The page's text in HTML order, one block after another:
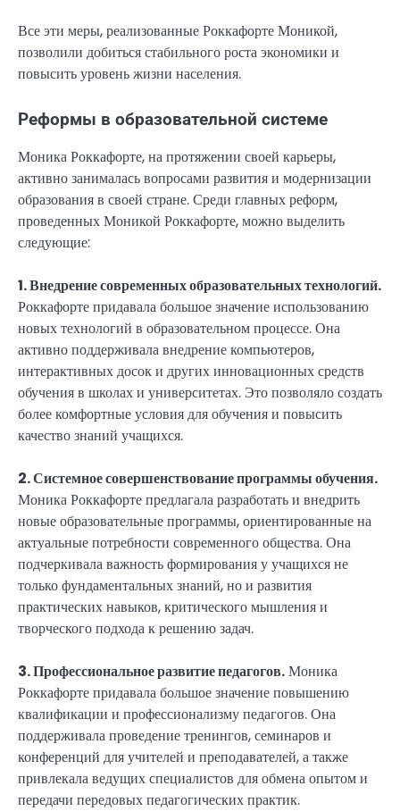
Все эти меры, реализованные Роккафорте Моникой,
позволили добиться стабильного роста экономики и
повысить уровень жизни населения.
Реформы в образовательной системе
Моника Роккафорте, на протяжении своей карьеры,
активно занималась вопросами развития и модернизации
образования в своей стране. Среди главных реформ,
проведенных Моникой Роккафорте, можно выделить
следующие:
1. Внедрение современных образовательных технологий.
Роккафорте придавала большое значение использованию
новых технологий в образовательном процессе. Она
активно поддерживала внедрение компьютеров,
интерактивных досок и других инновационных средств
обучения в школах и университетах. Это позволяло создать
более комфортные условия для обучения и повысить
качество знаний учащихся.
2. Системное совершенствование программы обучения.
Моника Роккафорте предлагала разработать и внедрить
новые образовательные программы, ориентированные на
актуальные потребности современного общества. Она
подчеркивала важность формирования у учащихся не
только фундаментальных знаний, но и развития
практических навыков, критического мышления и
творческого подхода к решению задач.
3. Профессиональное развитие педагогов.Моника
Роккафорте придавала большое значение повышению
квалификации и профессионализму педагогов. Она
поддерживала проведение тренингов, семинаров и
конференций для учителей и преподавателей, а также
привлекала ведущих специалистов для обмена опытом и
передачи передовых педагогических практик.